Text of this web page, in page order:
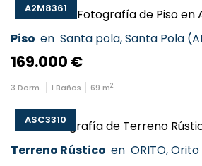
A2M8361
Piso en Santa pola,Santa Pola (
169.000 €
3 Dorm. 1 Baños 69 m2
ASC3310
Terreno Rústico en ORITO,Orito